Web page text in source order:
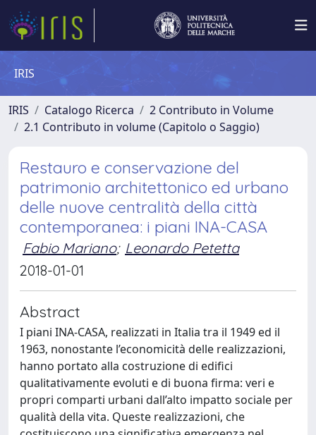
IRIS
IRIS Catalogo Ricerca
2 Contributo in Volume
2.1 Contributo in volume (Capitolo o Saggio)
Restauro e conservazione del
patrimonio architettonico ed urbano
delle nuove centralità della città
contemporanea: i piani INA-CASA
Fabio Mariano; Leonardo Petetta
2018-01-01
Abstract
I piani INA-CASA, realizzati in Italia tra il 1949 ed il
1963, nonostante l’economicità delle realizzazioni,
hanno portato alla costruzione di edifici
qualitativamente evoluti e di buona firma: veri e
propri comparti urbani dall’alto impatto sociale per
qualità della vita. Queste realizzazioni, che